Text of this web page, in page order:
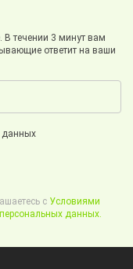
течении 3 минут вам
ответит на ваши
данных
с Условиями
данных.